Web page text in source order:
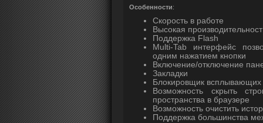
Особенности:
Скорость в работе
Высокая
Поддержка Flash
Multi-Tab интерфейс
одним нажатием кнопки
Включение/отключение
Закладки
Блокировщик всплывающих
Возможность скрыть
пространства в браузере
Возможность очистить
Поддержка большинства